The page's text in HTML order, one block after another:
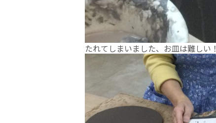
たれてしまいました、お皿は難しい！